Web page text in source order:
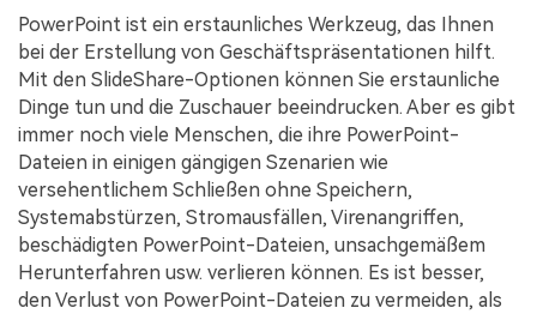
PowerPoint ist ein erstaunliches Werkzeug, das Ihnen
bei der Erstellung von Geschäftspräsentationen hilft.
Mit den SlideShare-Optionen können Sie erstaunliche
Dinge tun und die Zuschauer beeindrucken. Aber es gibt
immer noch viele Menschen, die ihre PowerPoint-
Dateien in einigen gängigen Szenarien wie
versehentlichem Schließen ohne Speichern,
Systemabstürzen, Stromausfällen, Virenangriffen,
beschädigten PowerPoint-Dateien, unsachgemäßem
Herunterfahren usw. verlieren können. Es ist besser,
den Verlust von PowerPoint-Dateien zu vermeiden, als